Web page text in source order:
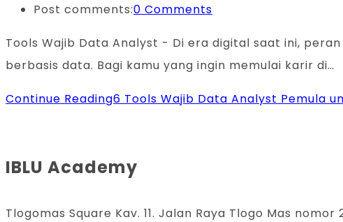
Post comments:0 Comments
Tools Wajib Data Analyst - Di era digital saat ini,
berbasis data. Bagi kamu yang ingin memulai karir di…
Continue Reading6 Tools Wajib Data Analyst Pemula
IBLU Academy
Tlogomas Square Kav. 11. Jalan Raya Tlogo Mas nomor